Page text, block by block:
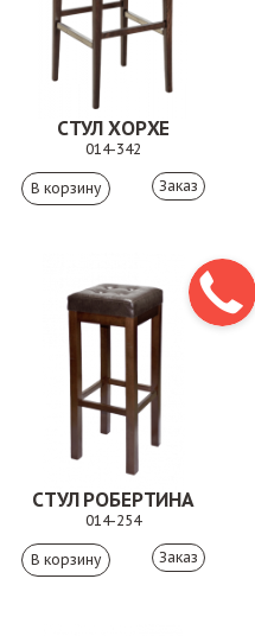
СТУЛ ХОРХЕ
014-342
Заказ
СТУЛ РОБЕРТИНА
014-254
Заказ